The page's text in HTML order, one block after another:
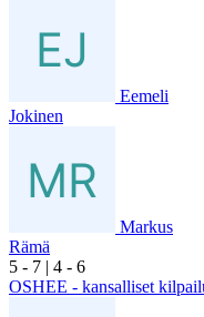
Eemeli
Jokinen
Markus
Rämä
5 - 7 | 4 - 6
OSHEE - kansalliset